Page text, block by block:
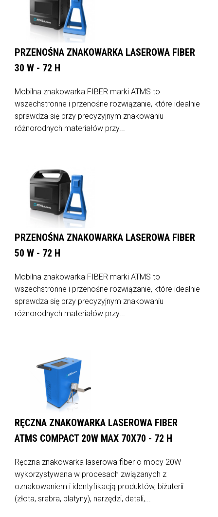
PRZENOŚNA ZNAKOWARKA LASEROWA FIBER
30 W - 72 H
Mobilna znakowarka FIBER marki ATMS to
wszechstronne i przenośne rozwiązanie, które idealnie
sprawdza się przy precyzyjnym znakowaniu
różnorodnych materiałów przy...
PRZENOŚNA ZNAKOWARKA LASEROWA FIBER
50 W - 72 H
Mobilna znakowarka FIBER marki ATMS to
wszechstronne i przenośne rozwiązanie, które idealnie
sprawdza się przy precyzyjnym znakowaniu
różnorodnych materiałów przy...
RĘCZNA ZNAKOWARKA LASEROWA FIBER
ATMS COMPACT 20W MAX 70X70 - 72 H
Ręczna znakowarka laserowa fiber o mocy 20W
wykorzystywana w procesach związanych z
oznakowaniem i identyfikacją produktów, biżuterii
(złota, srebra, platyny), narzędzi, detali,...